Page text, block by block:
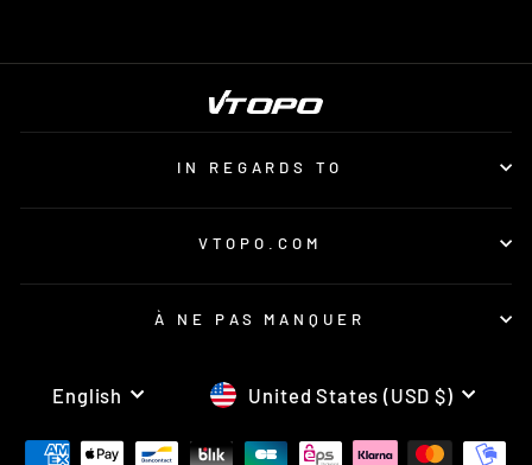
IN REGARDS TO
VTOPO.COM
À NE PAS MANQUER
LANGUAGE
English CURRENCY
United States (USD $)